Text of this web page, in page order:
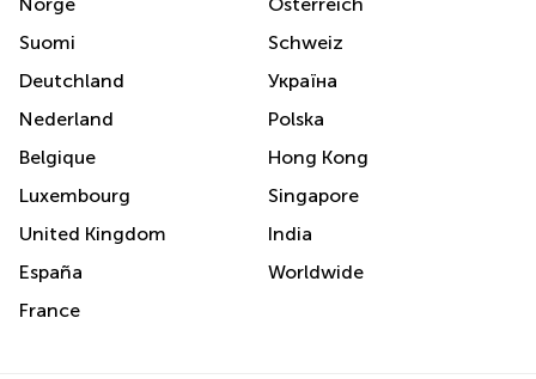
Norge
Suomi
Deutchland
Nederland
Belgique
Luxembourg
United Kingdom
España
France
Österreich
Schweiz
Україна
Polska
Hong Kong
Singapore
India
Worldwide